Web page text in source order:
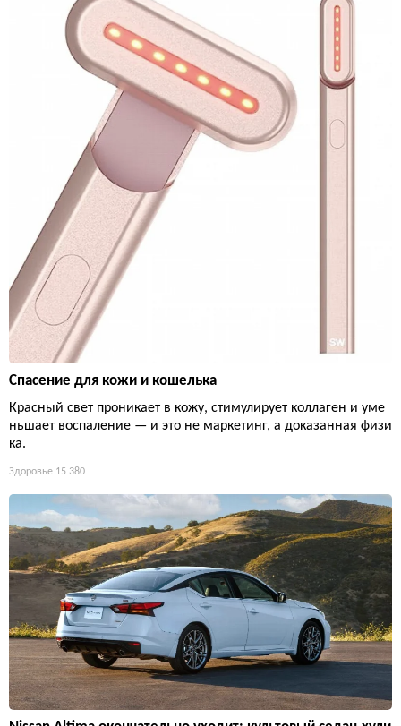
Спасение для кожи и кошелька
Красный свет проникает в кожу, стимулирует коллаген и уме
ньшает воспаление — и это не маркетинг, а доказанная физи
ка.
Здоровье 15 380